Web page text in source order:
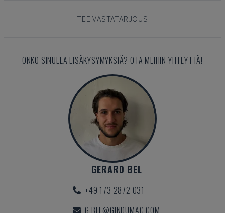
TEE VASTATARJOUS
ONKO SINULLA LISÄKYSYMYKSIÄ? OTA MEIHIN YHTEYTTÄ!
GERARD BEL
+49 173 2872 031
G.BEL@GINDUMAC.COM